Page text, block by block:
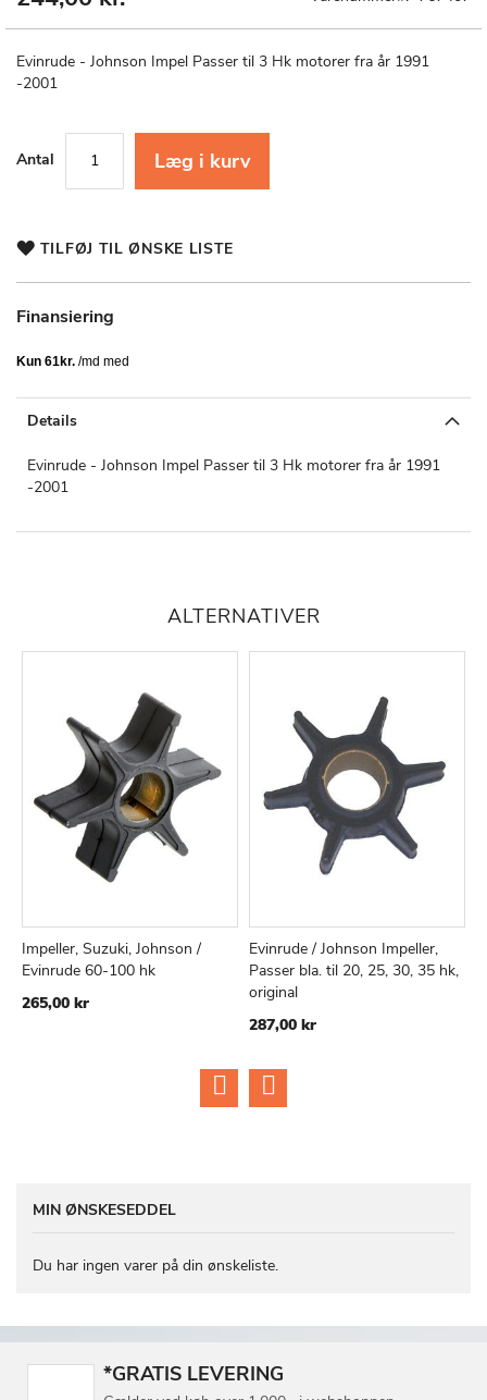
Evinrude - Johnson Impel Passer til 3 Hk motorer fra år 1991
-2001
Antal Læg i kurv
TILFØJ TIL ØNSKE LISTE
Finansiering
af
billedgalleriet
Details
Evinrude - Johnson Impel Passer til 3 Hk motorer fra år 1991
-2001
ALTERNATIVER
Læg i kurv SAMMENLIGN
Impeller, Suzuki, Johnson /
Evinrude 60-100 hk
265,00 kr
Læg i kurv
TILFØJ
TIL
Evinrude / Johnson Impeller,
Passer bla. til 20, 25, 30, 35 hk,
original
287,00 kr
MIN ØNSKESEDDEL
Du har ingen varer på din ønskeliste.
*GRATIS LEVERING